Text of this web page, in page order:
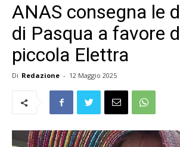
ANAS consegna le
di Pasqua a favore
piccola Elettra
Di Redazione - 12 Maggio 2025